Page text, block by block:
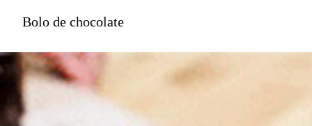
Bolo de chocolate